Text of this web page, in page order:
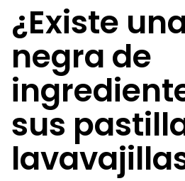
¿Existe
negra de
sus